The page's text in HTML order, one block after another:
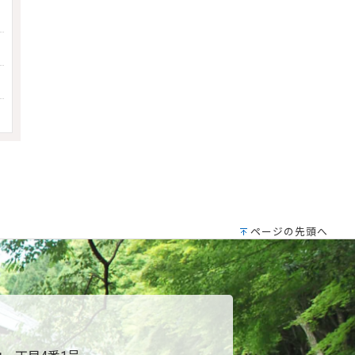
ページの先頭へ